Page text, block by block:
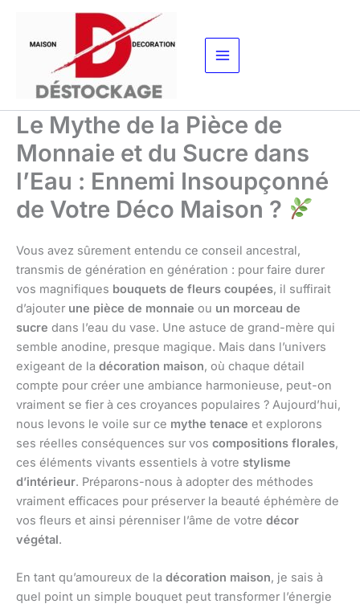
contenu
Le Mythe de la Pièce de
Monnaie et du Sucre dans
l’Eau : Ennemi Insoupçonné
de Votre Déco Maison ?
Vous avez sûrement entendu ce conseil ancestral,
transmis de génération en génération : pour faire durer
vos magnifiques bouquets de fleurs coupées, il suffirait
d’ajouter une pièce de monnaie ou un morceau de
sucre dans l’eau du vase. Une astuce de grand-mère qui
semble anodine, presque magique. Mais dans l’univers
exigeant de la décoration maison, où chaque détail
compte pour créer une ambiance harmonieuse, peut-on
vraiment se fier à ces croyances populaires ? Aujourd’hui,
nous levons le voile sur ce mythe tenace et explorons
ses réelles conséquences sur vos compositions florales,
ces éléments vivants essentiels à votre stylisme
d’intérieur. Préparons-nous à adopter des méthodes
vraiment efficaces pour préserver la beauté éphémère de
vos fleurs et ainsi pérenniser l’âme de votre décor
végétal.
En tant qu’amoureux de la décoration maison, je sais à
quel point un simple bouquet peut transformer l’énergie